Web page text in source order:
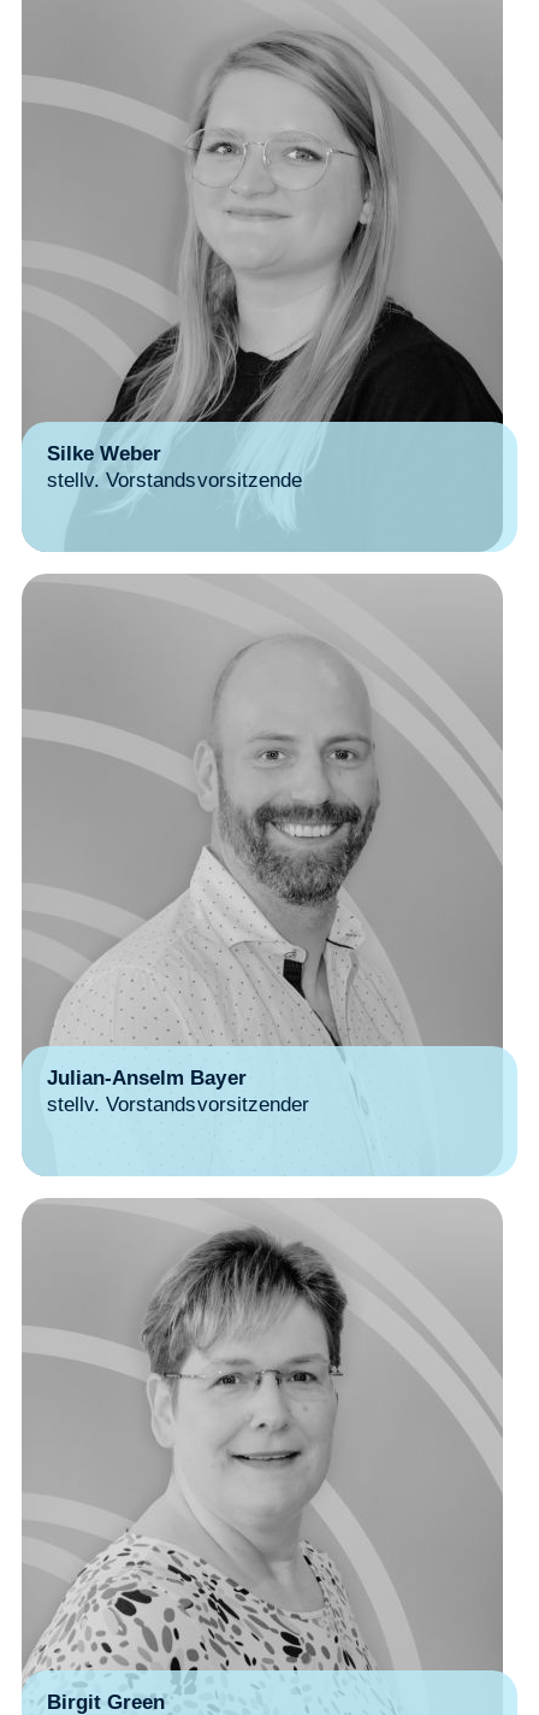
Silke Weber
stellv. Vorstandsvorsitzende
Julian-Anselm Bayer
stellv. Vorstandsvorsitzender
Birgit Green